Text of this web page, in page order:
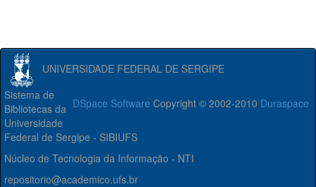
UNIVERSIDADE FEDERAL DE SERGIPE
DSpace Software Copyright © 2002-2010 Duraspace
Sistema de
Bibliotecas da
Universidade
Federal de Sergipe - SIBIUFS
Núcleo de Tecnologia da Informação - NTI
repositorio@academico.ufs.br